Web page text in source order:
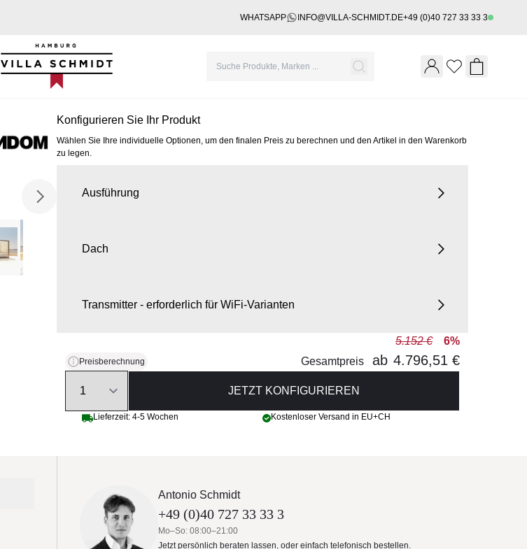
WHATSAPP INFO@VILLA-SCHMIDT.DE+49 (0)40 727 33 33 3
Villa Schmidt
Wishlist
Konfigurieren Sie Ihr Produkt
Wählen Sie Ihre individuelle Optionen, um den finalen Preis zu berechnen und den Artikel in den Warenkorb
zu legen.
Ausführung
Dach
Transmitter - erforderlich für WiFi-Varianten
Preisberechnung
5.152 €
6%
Gesamtpreis
ab 4.796,51 €
JETZT KONFIGURIEREN
Lieferzeit: 4-5 Wochen Kostenloser Versand in EU+CH
Antonio Schmidt
+49 (0)40 727 33 33 3
Mo–So: 08:00–21:00
Jetzt persönlich beraten lassen, oder einfach telefonisch bestellen.